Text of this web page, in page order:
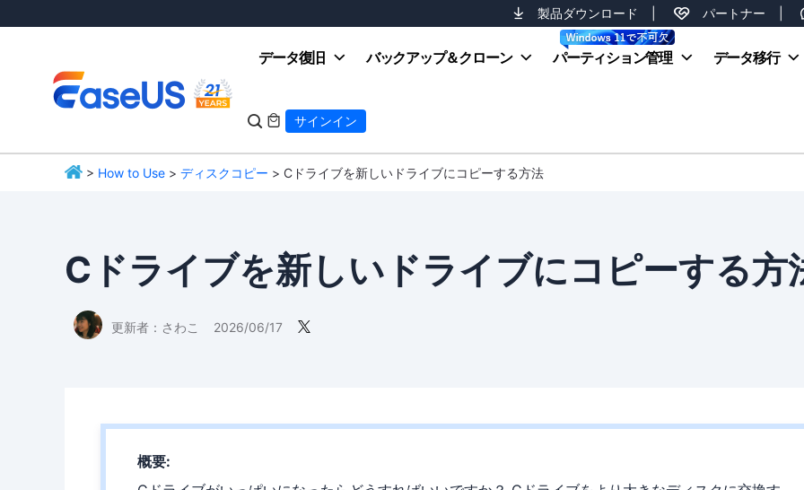
製品ダウンロード パートナー
データ復旧 バックアップ＆クローン パーティション管理 データ移行
  サインイン
> How to Use > ディスクコピー > Cドライブを新しいドライブにコピーする方法
Cドライブを新しいドライブにコピーする方
更新者： さわこ 2026/06/17 
概要: